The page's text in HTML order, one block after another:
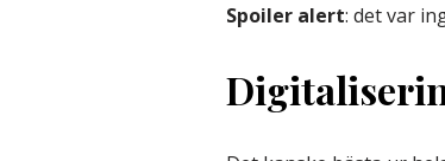
Spoiler alert: det var